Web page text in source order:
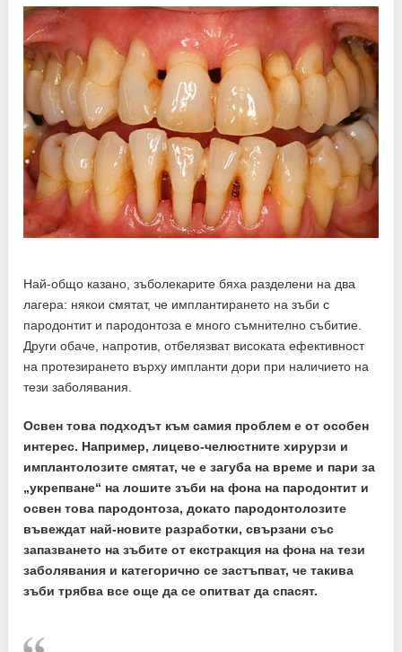
Най-общо казано, зъболекарите бяха разделени на два
лагера: някои смятат, че имплантирането на зъби с
пародонтит и пародонтоза е много съмнително събитие.
Други обаче, напротив, отбелязват високата ефективност
на протезирането върху импланти дори при наличието на
тези заболявания.
Освен това подходът към самия проблем е от особен
интерес. Например, лицево-челюстните хирурзи и
имплантолозите смятат, че е загуба на време и пари за
„укрепване“ на лошите зъби на фона на пародонтит и
освен това пародонтоза, докато пародонтолозите
въвеждат най-новите разработки, свързани със
запазването на зъбите от екстракция на фона на тези
заболявания и категорично се застъпват, че такива
зъби трябва все още да се опитват да спасят.